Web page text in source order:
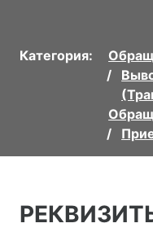
Категория: